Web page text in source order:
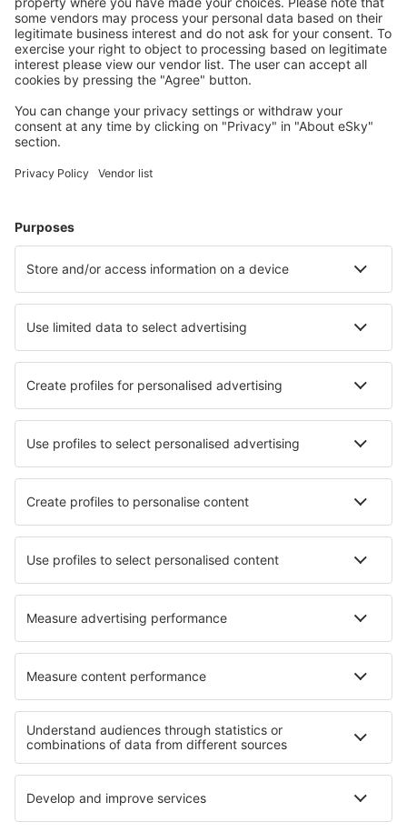
convenabil călătoriile
Planifică-ți călătoria
Bilete de avion
Zbor+Hotel
Află mai multe
Companii aeriene
Wizz Air
Ryanair
Lufthansa
Despre eSky
Cariere
Termeni şi condiţii
Rezervările mele
Politica de Confidențialitate
Politică cookie
Asistenţă şi contact